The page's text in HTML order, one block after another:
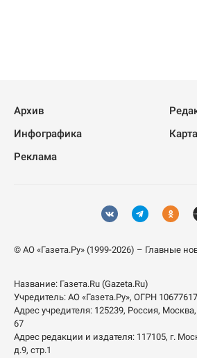
Архив
Инфографика
Реклама
© АО «Газета.Ру» (1999-2026) – Главные
Название: Газета.Ru (Gazeta.Ru)
Учредитель: АО «Газета.Ру», ОГРН
Адрес учредителя: 125239, Россия,
67
Адрес редакции и издателя: 117105, г.
д.9, стр.1